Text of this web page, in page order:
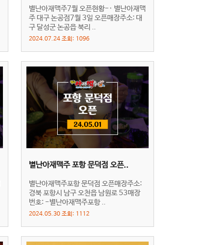
별난아재맥주7월 오픈현황-· 별난아재맥
주 대구 논공점7월 3일 오픈매장주소: 대
구 달성군 논공읍 북리 ..
2024.07.24 조회: 1096
별난아재맥주 포항 문덕점 오픈..
별난아재맥주포항 문덕점 오픈매장주소:
경북 포항시 남구 오천읍 남원로 53매장
번호: -별난아재맥주포항 ..
2024.05.30 조회: 1112